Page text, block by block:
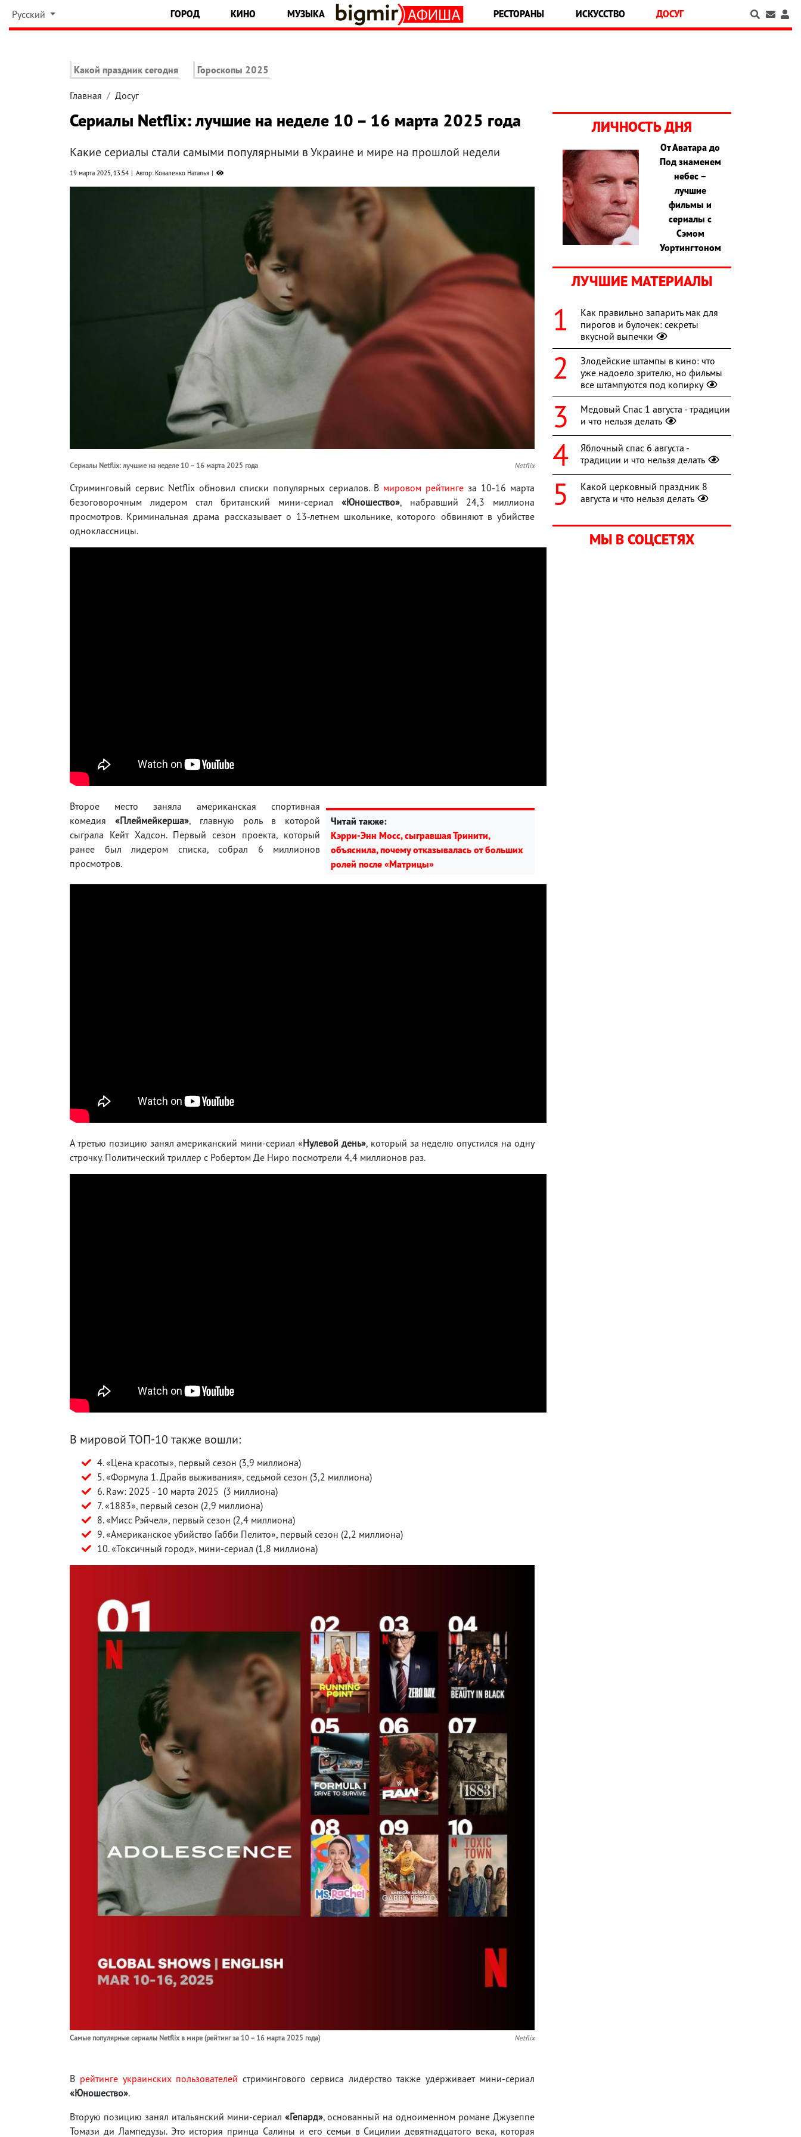
Русский ГОРОД КИНО МУЗЫКА РЕСТОРАНЫ ИСКУССТВО ДОСУГ
Какой праздник сегодня Гороскопы 2025
Главная Досуг
Сериалы Netflix: лучшие на неделе 10 – 16 марта 2025 года
Какие сериалы стали самыми популярными в Украине и мире на прошлой недели
19 марта 2025, 13:54 Автор: Коваленко Наталья
Сериалы Netflix: лучшие на неделе 10 – 16 марта 2025 года Netflix
Стриминговый сервис Netflix обновил списки популярных сериалов. В мировом рейтинге за 10-16 марта
безоговорочным лидером стал британский мини-сериал «Юношество», набравший 24,3 миллиона
просмотров. Криминальная драма рассказывает о 13-летнем школьнике, которого обвиняют в убийстве
одноклассницы.
Читай также:
Кэрри-Энн Мосс, сыгравшая Тринити,
объяснила, почему отказывалась от больших
ролей после «Матрицы»
Второе место заняла американская спортивная
комедия «Плеймейкерша», главную роль в которой
сыграла Кейт Хадсон. Первый сезон проекта, который
ранее был лидером списка, собрал 6 миллионов
просмотров.
А третью позицию занял американский мини-сериал «Нулевой день», который за неделю опустился на одну
строчку. Политический триллер с Робертом Де Ниро посмотрели 4,4 миллионов раз.
В мировой ТОП-10 также вошли:
4. «Цена красоты», первый сезон (3,9 миллиона)
5. «Формула 1. Драйв выживания», седьмой сезон (3,2 миллиона)
6. Raw: 2025 - 10 марта 2025 (3 миллиона)
7. «1883», первый сезон (2,9 миллиона)
8. «Мисс Рэйчел», первый сезон (2,4 миллиона)
9. «Американское убийство Габби Пелито», первый сезон (2,2 миллиона)
10. «Токсичный город», мини-сериал (1,8 миллиона)
Самые популярные сериалы Netflix в мире (рейтинг за 10 – 16 марта 2025 года) Netflix
В рейтинге украинских пользователей стримингового сервиса лидерство также удерживает мини-сериал
«Юношество».
Вторую позицию занял итальянский мини-сериал «Гепард», основанный на одноименном романе Джузеппе
Томази ди Лампедузы. Это история принца Салины и его семьи в Сицилии девятнадцатого века, которая
ЛИЧНОСТЬ ДНЯ
От Аватара до
Под знаменем
небес –
лучшие
фильмы и
сериалы с
Сэмом
Уортингтоном
ЛУЧШИЕ МАТЕРИАЛЫ
Как правильно запарить мак для
пирогов и булочек: секреты
вкусной выпечки
Злодейские штампы в кино: что
уже надоело зрителю, но фильмы
все штампуются под копирку
Медовый Спас 1 августа - традиции
и что нельзя делать
Яблочный спас 6 августа -
традиции и что нельзя делать
Какой церковный праздник 8
августа и что нельзя делать
МЫ В СОЦСЕТЯХ